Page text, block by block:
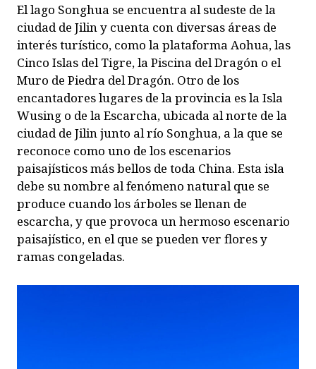
El lago Songhua se encuentra al sudeste de la
ciudad de Jilin y cuenta con diversas áreas de
interés turístico, como la plataforma Aohua, las
Cinco Islas del Tigre, la Piscina del Dragón o el
Muro de Piedra del Dragón. Otro de los
encantadores lugares de la provincia es la Isla
Wusing o de la Escarcha, ubicada al norte de la
ciudad de Jilin junto al río Songhua, a la que se
reconoce como uno de los escenarios
paisajísticos más bellos de toda China. Esta isla
debe su nombre al fenómeno natural que se
produce cuando los árboles se llenan de
escarcha, y que provoca un hermoso escenario
paisajístico, en el que se pueden ver flores y
ramas congeladas.